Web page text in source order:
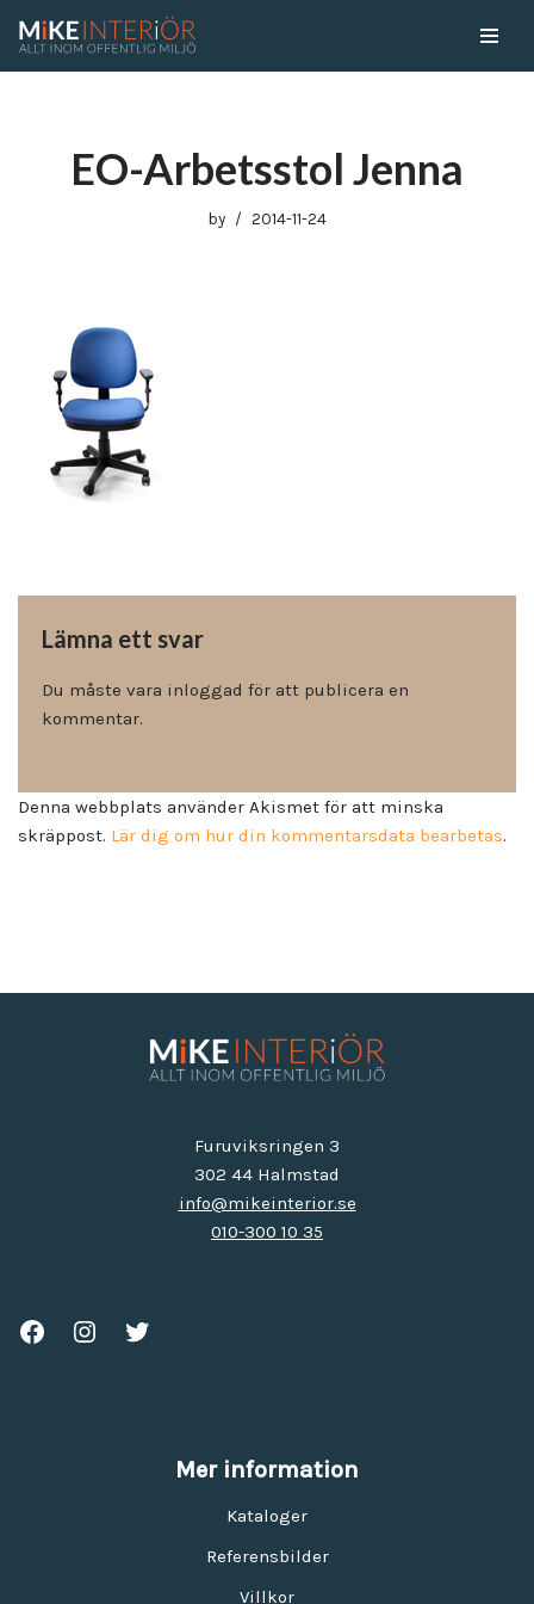
EO-Arbetsstol Jenna
by 2014-11-24
Lämna ett svar
Du måste vara inloggad för att publicera en
kommentar.
Denna webbplats använder Akismet för att minska
skräppost. Lär dig om hur din kommentarsdata bearbetas.
Furuviksringen 3
302 44 Halmstad
info@mikeinterior.se
010-300 10 35
Mer information
Kataloger
Referensbilder
Villkor